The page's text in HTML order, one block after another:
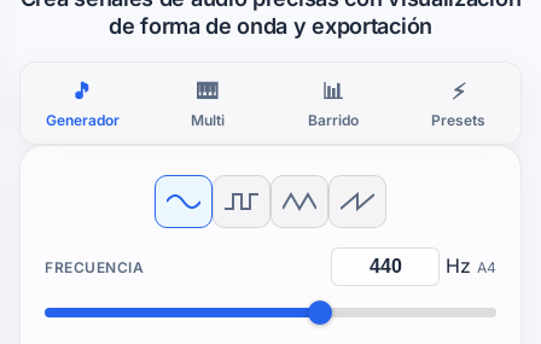
de forma de onda y exportación
🎵
Generador
🎹
Multi
📊
Barrido
⚡
Presets
FRECUENCIA Hz A4